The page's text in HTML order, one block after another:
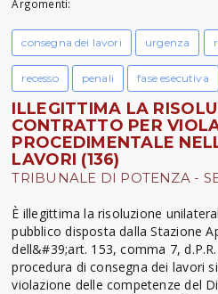
Argomenti:
consegna dei lavori urgenza
recesso penali fase esecutiva
ILLEGITTIMA LA
CONTRATTO PER
PROCEDIMENTALE
LAVORI (136)
TRIBUNALE DI POTENZA -
È illegittima la risoluzione
pubblico disposta dalla Stazione
dell&#39;art. 153, comma 7,
procedura di consegna dei lavori
violazione delle competenze del